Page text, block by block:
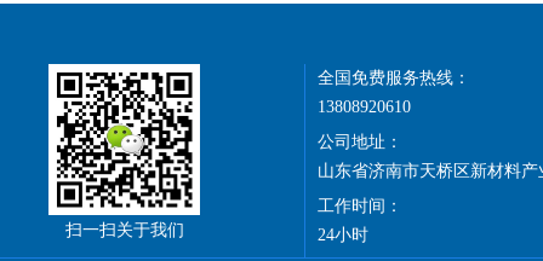
扫一扫关于我们
全国免费服务热线：
13808920610
公司地址：
山东省济南市天桥区新材料产
工作时间：
24小时